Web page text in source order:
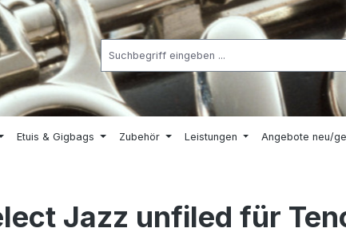
Etuis & Gigbags Zubehör Leistungen Angebote neu/
Jazz unfiled für